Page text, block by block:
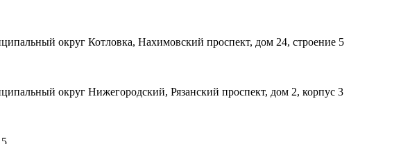
округ Котловка, Нахимовский проспект, дом 24, строение 5
округ Нижегородский, Рязанский проспект, дом 2, корпус 3